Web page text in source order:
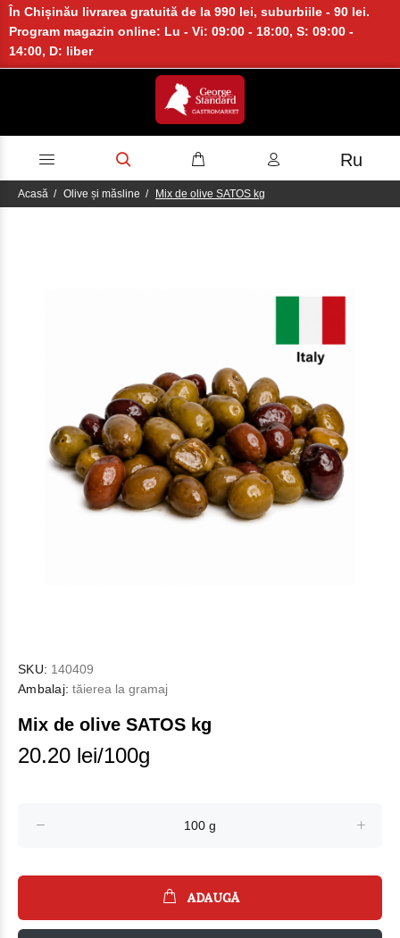
În Chișinău livrarea gratuită de la 990 lei, suburbiile - 90 lei.
Program magazin online: Lu - Vi: 09:00 - 18:00, S: 09:00 -
14:00, D: liber
Ru
Acasă Olive și măsline Mix de olive SATOS kg
SKU: 140409
Ambalaj: tăierea la gramaj
Mix de olive SATOS kg
20.20 lei/100g
ADAUGĂ